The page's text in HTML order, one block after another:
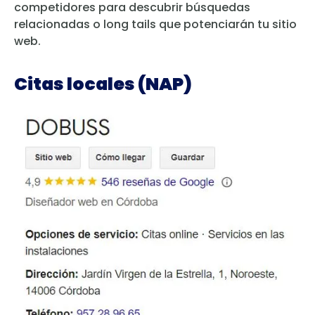
competidores para descubrir búsquedas
relacionadas o long tails que potenciarán tu sitio
web.
Citas locales (NAP)